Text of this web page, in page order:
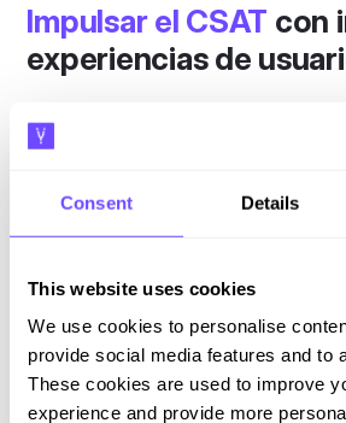
Consent Details
This website uses cookies
We use cookies to personalise
provide social media features and to
These cookies are used to improve
experience and provide more
Impulsar el CSAT con
experiencias de
proporcionando un autoservicio más
necesario. Proporcione a los usuarios
unificada de interacciones entre
aumento del doble en las puntuaciones